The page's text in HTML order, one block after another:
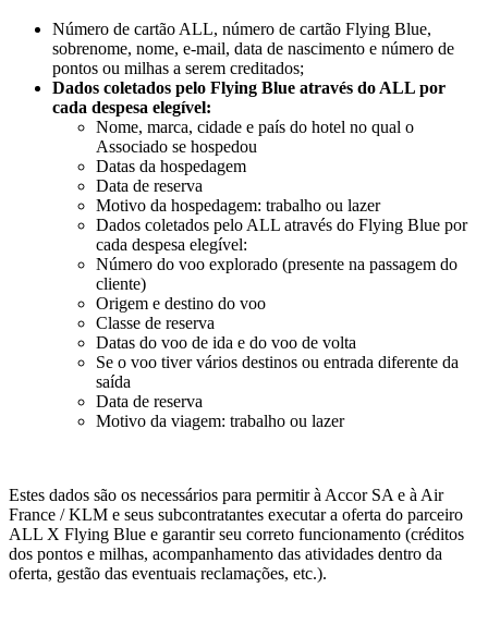
Número de cartão ALL, número de cartão Flying Blue,
sobrenome, nome, e-mail, data de nascimento e número de
pontos ou milhas a serem creditados;
Dados coletados pelo Flying Blue através do ALL por
cada despesa elegível:
Nome, marca, cidade e país do hotel no qual o
Associado se hospedou
Datas da hospedagem
Data de reserva
Motivo da hospedagem: trabalho ou lazer
Dados coletados pelo ALL através do Flying Blue por
cada despesa elegível:
Número do voo explorado (presente na passagem do
cliente)
Origem e destino do voo
Classe de reserva
Datas do voo de ida e do voo de volta
Se o voo tiver vários destinos ou entrada diferente da
saída
Data de reserva
Motivo da viagem: trabalho ou lazer
Estes dados são os necessários para permitir à Accor SA e à Air
France / KLM e seus subcontratantes executar a oferta do parceiro
ALL X Flying Blue e garantir seu correto funcionamento (créditos
dos pontos e milhas, acompanhamento das atividades dentro da
oferta, gestão das eventuais reclamações, etc.).